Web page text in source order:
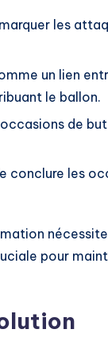
les
un lien
le ballon.
de
conclure les
pour